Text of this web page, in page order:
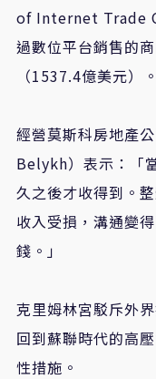
of Internet Trade
過數位平台銷售的
（1537.4億美元）。
經營莫斯科房地產
Belykh）表示：「
久之後才收得到。
收入受損，溝通變
錢。」
克里姆林宮駁斥外
回到蘇聯時代的高
性措施。